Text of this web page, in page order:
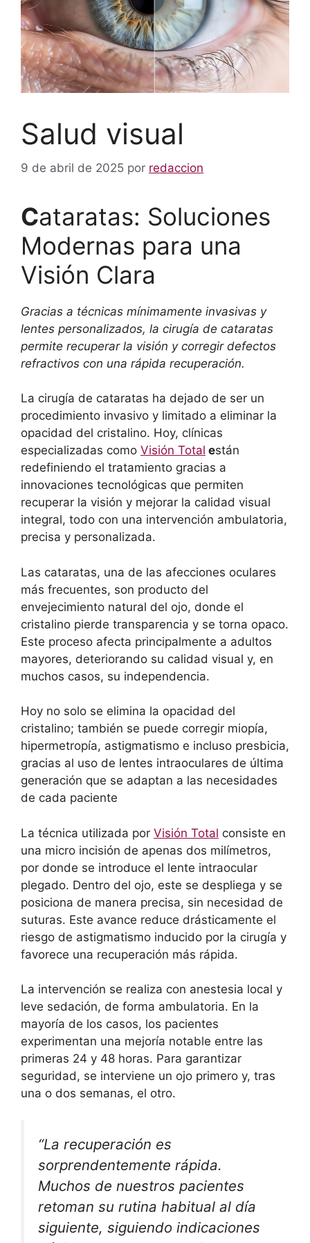
Salud visual
9 de abril de 2025 por redaccion
Cataratas: Soluciones
Modernas para una
Visión Clara
Gracias a técnicas mínimamente invasivas y
lentes personalizados, la cirugía de cataratas
permite recuperar la visión y corregir defectos
refractivos con una rápida recuperación.
La cirugía de cataratas ha dejado de ser un
procedimiento invasivo y limitado a eliminar la
opacidad del cristalino. Hoy, clínicas
especializadas como Visión Total están
redefiniendo el tratamiento gracias a
innovaciones tecnológicas que permiten
recuperar la visión y mejorar la calidad visual
integral, todo con una intervención ambulatoria,
precisa y personalizada.
Las cataratas, una de las afecciones oculares
más frecuentes, son producto del
envejecimiento natural del ojo, donde el
cristalino pierde transparencia y se torna opaco.
Este proceso afecta principalmente a adultos
mayores, deteriorando su calidad visual y, en
muchos casos, su independencia.
Hoy no solo se elimina la opacidad del
cristalino; también se puede corregir miopía,
hipermetropía, astigmatismo e incluso presbicia,
gracias al uso de lentes intraoculares de última
generación que se adaptan a las necesidades
de cada paciente
La técnica utilizada por Visión Total consiste en
una micro incisión de apenas dos milímetros,
por donde se introduce el lente intraocular
plegado. Dentro del ojo, este se despliega y se
posiciona de manera precisa, sin necesidad de
suturas. Este avance reduce drásticamente el
riesgo de astigmatismo inducido por la cirugía y
favorece una recuperación más rápida.
La intervención se realiza con anestesia local y
leve sedación, de forma ambulatoria. En la
mayoría de los casos, los pacientes
experimentan una mejoría notable entre las
primeras 24 y 48 horas. Para garantizar
seguridad, se interviene un ojo primero y, tras
una o dos semanas, el otro.
“La recuperación es
sorprendentemente rápida.
Muchos de nuestros pacientes
retoman su rutina habitual al día
siguiente, siguiendo indicaciones